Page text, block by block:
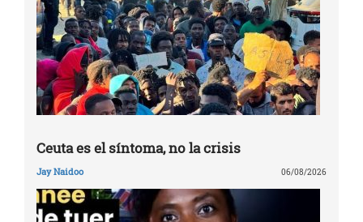
Ceuta es el síntoma, no la crisis
Jay Naidoo 06/08/2026